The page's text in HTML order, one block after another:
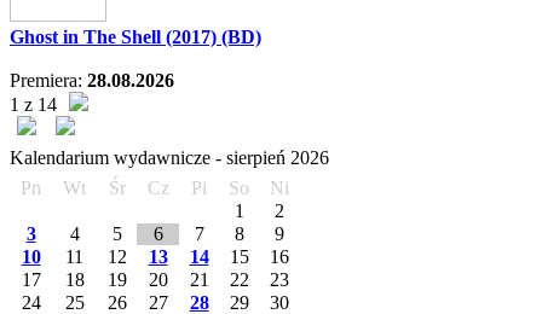
Ghost in The Shell (2017) (BD)
Premiera: 28.08.2026
1 z 14
Kalendarium wydawnicze - sierpień 2026
Pn
Wt Śr Cz Pi So
Ni
1
2
3
4 5 6 7 8
9
10
11 12 13 14 15
16
17
18 19 20 21 22
23
24
25 26 27 28 29
30